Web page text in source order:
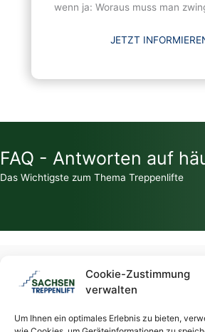
Cookie-Zustimmung
verwalten
Um Ihnen ein optimales Erlebnis zu bieten,
wenn ja: Woraus muss man
JETZT
FAQ - Antworten auf
Das Wichtigste zum Thema Treppenlifte